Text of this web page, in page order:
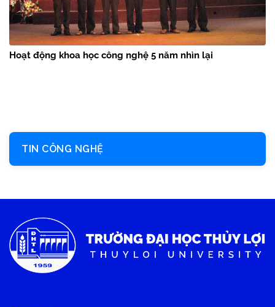
Hoạt động khoa học công nghệ 5 năm nhìn lại
TIN CÔNG NGHỆ